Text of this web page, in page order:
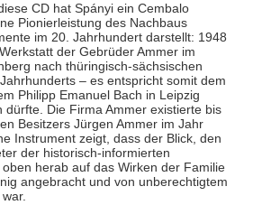
CD hat Spányi ein Cembalo
Pionierleistung des Nachbaus
im 20. Jahrhundert darstellt: 1948
der Gebrüder Ammer im
nach thüringisch-sächsischen
– es entspricht somit dem
Philipp Emanuel Bach in Leipzig
dürfte. Die Firma Ammer existierte bis
Besitzers Jürgen Ammer im Jahr
Instrument zeigt, dass der Blick, den
der historisch-informierten
herab auf das Wirken der Familie
angebracht und von unberechtigtem